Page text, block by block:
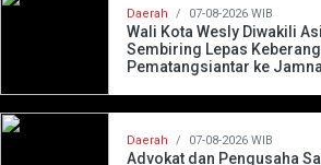
Daerah / 07-08-2026 WIB
Wali Kota Wesly Diwakili
Sembiring Lepas
Pematangsiantar ke
Daerah / 07-08-2026 WIB
Advokat dan Pengusaha